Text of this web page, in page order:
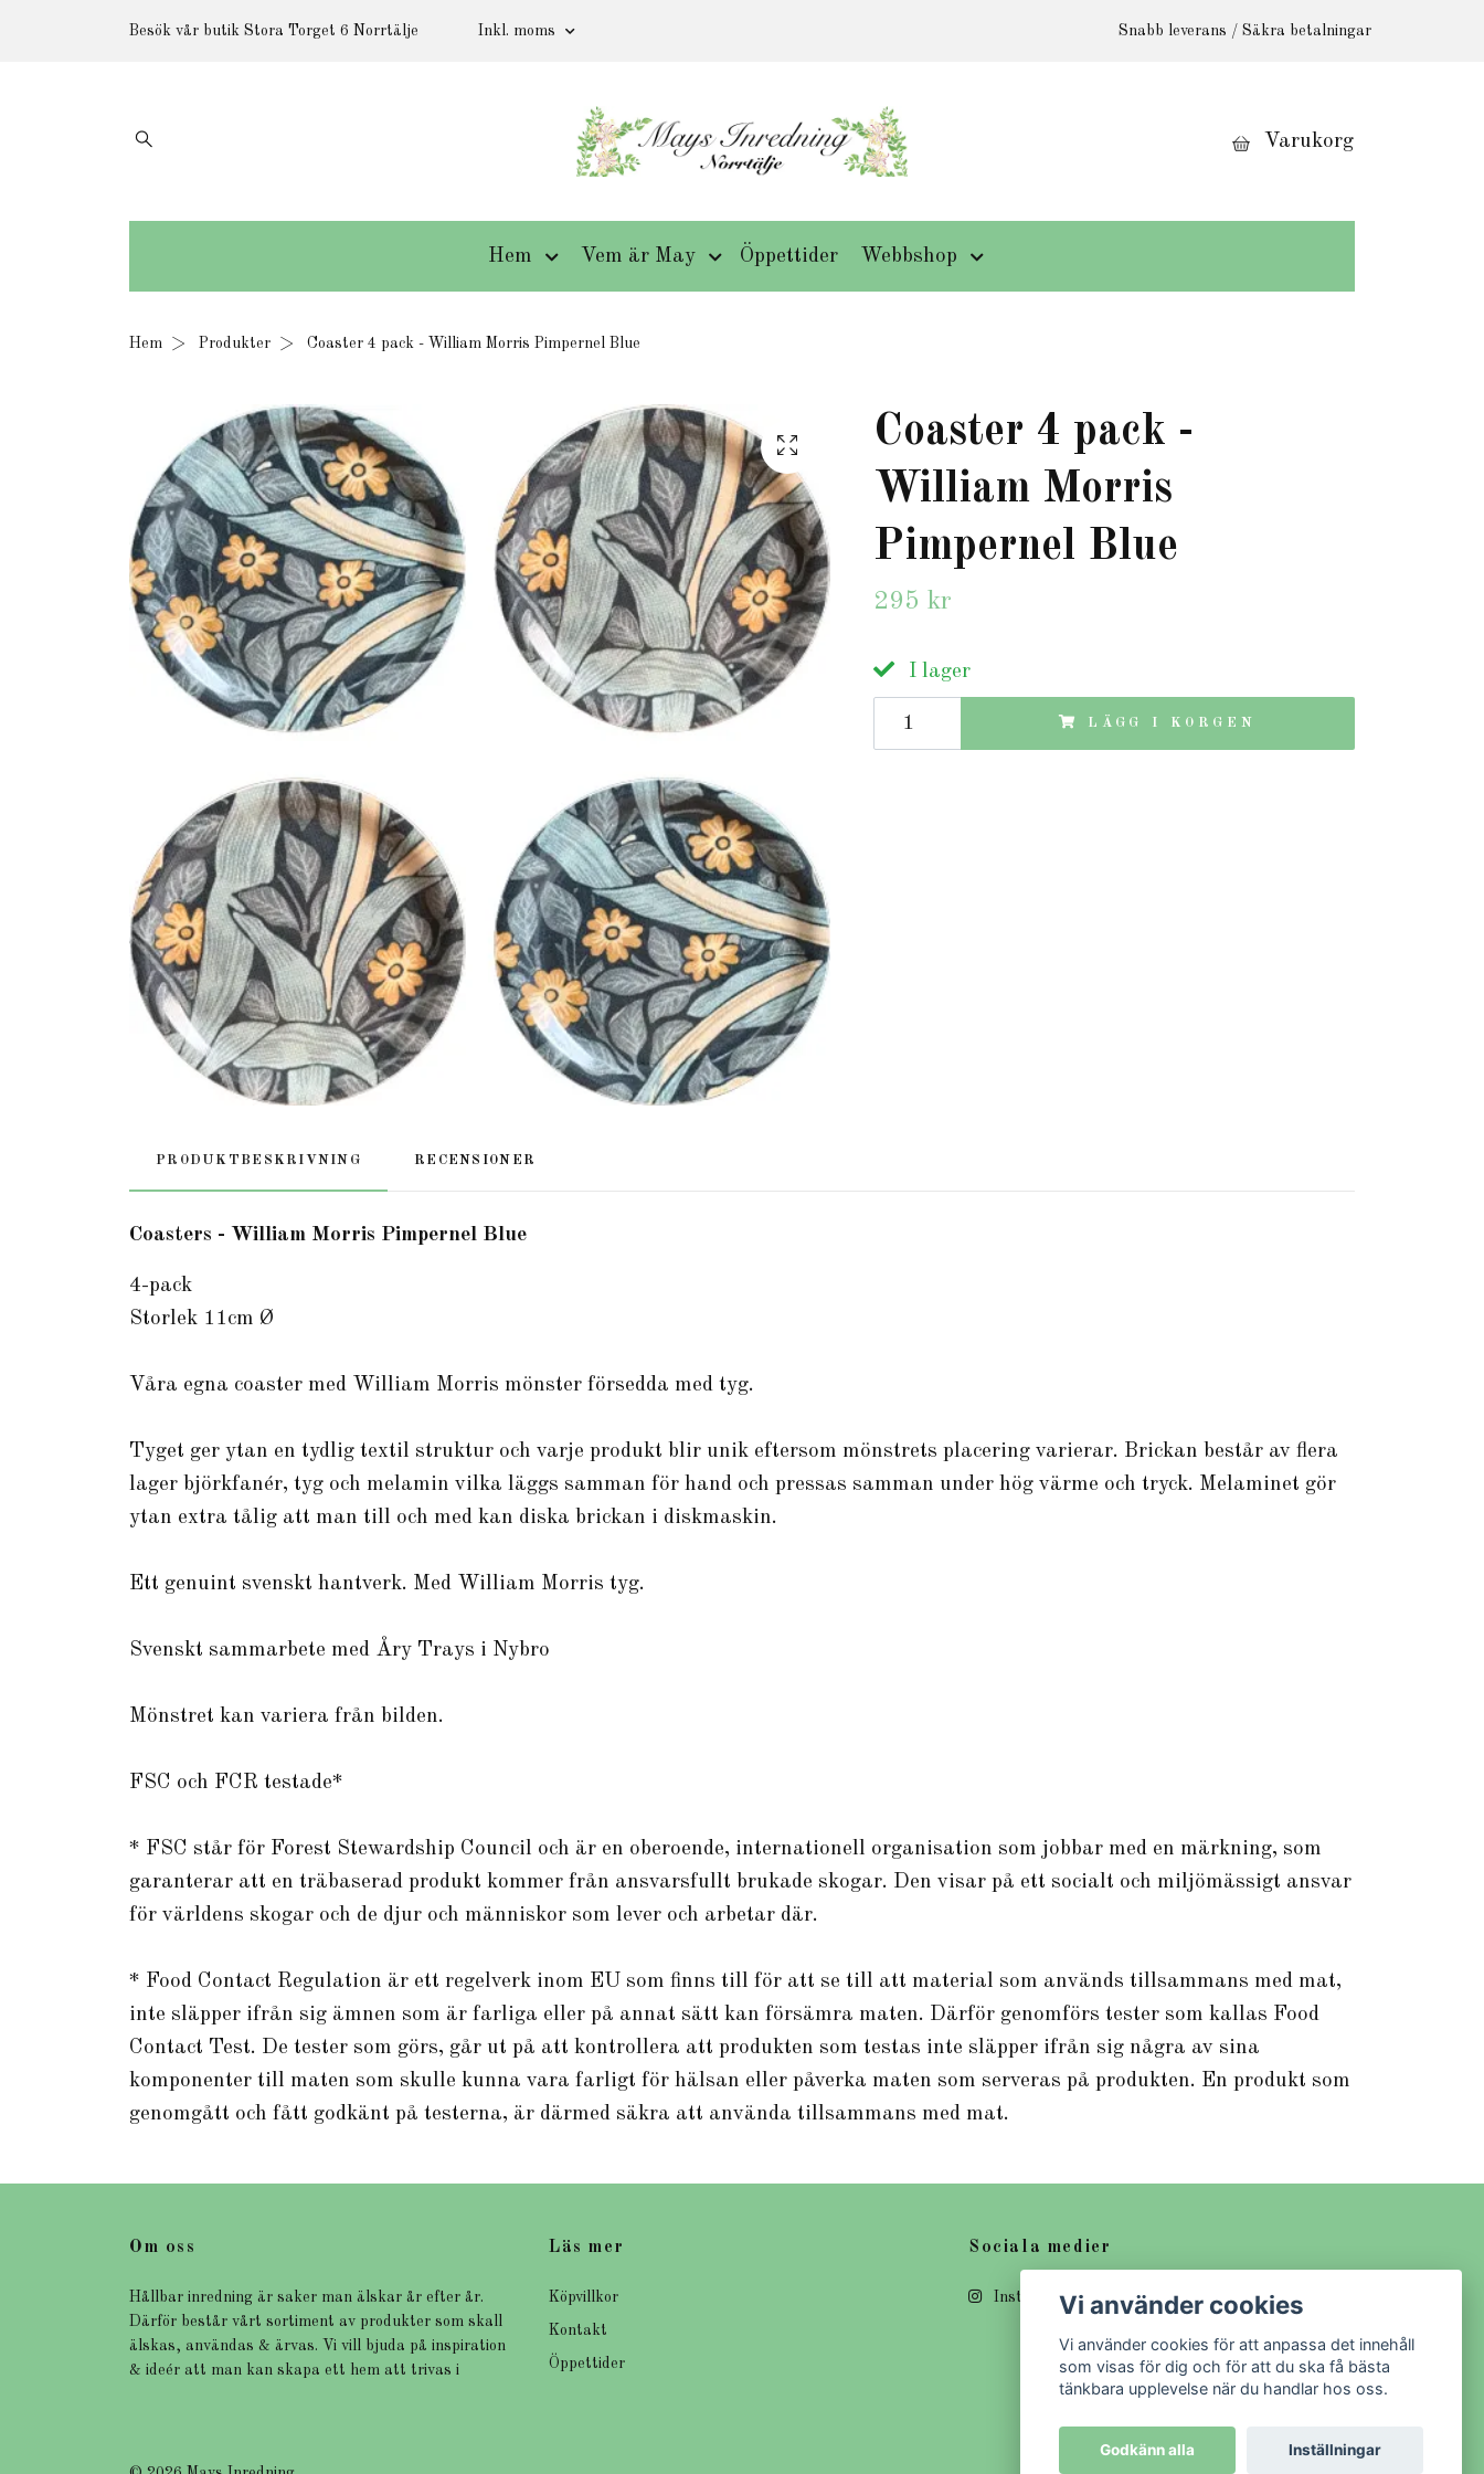
Besök vår butik Stora Torget 6 Norrtälje Inkl. moms Snabb leverans / Säkra betalningar
Varukorg
Hem Vem är May Öppettider Webbshop
Hem Produkter Coaster 4 pack - William Morris Pimpernel Blue
Coaster 4 pack -
William Morris
Pimpernel Blue
295 kr
I lager
LÄGG I KORGEN
PRODUKTBESKRIVNING RECENSIONER
Coasters - William Morris Pimpernel Blue
4-pack
Storlek 11cm Ø
Våra egna coaster med William Morris mönster försedda med tyg.
Tyget ger ytan en tydlig textil struktur och varje produkt blir unik eftersom mönstrets placering varierar. Brickan består av flera
lager björkfanér, tyg och melamin vilka läggs samman för hand och pressas samman under hög värme och tryck. Melaminet gör
ytan extra tålig att man till och med kan diska brickan i diskmaskin.
Ett genuint svenskt hantverk. Med William Morris tyg.
Svenskt sammarbete med Åry Trays i Nybro
Mönstret kan variera från bilden.
FSC och FCR testade*
* FSC står för Forest Stewardship Council och är en oberoende, internationell organisation som jobbar med en märkning, som
garanterar att en träbaserad produkt kommer från ansvarsfullt brukade skogar. Den visar på ett socialt och miljömässigt ansvar
för världens skogar och de djur och människor som lever och arbetar där.
* Food Contact Regulation är ett regelverk inom EU som finns till för att se till att material som används tillsammans med mat,
inte släpper ifrån sig ämnen som är farliga eller på annat sätt kan försämra maten. Därför genomförs tester som kallas Food
Contact Test. De tester som görs, går ut på att kontrollera att produkten som testas inte släpper ifrån sig några av sina
komponenter till maten som skulle kunna vara farligt för hälsan eller påverka maten som serveras på produkten. En produkt som
genomgått och fått godkänt på testerna, är därmed säkra att använda tillsammans med mat.
Om oss
Hållbar inredning är saker man älskar år efter år.
Därför består vårt sortiment av produkter som skall
älskas, användas & ärvas. Vi vill bjuda på inspiration
& ideér att man kan skapa ett hem att trivas i
Läs mer
Köpvillkor
Kontakt
Öppettider
Sociala medier
InstagramVi använder cookies
Vi använder cookies för att anpassa det innehåll
som visas för dig och för att du ska få bästa
tänkbara upplevelse när du handlar hos oss.
Godkänn alla Inställningar